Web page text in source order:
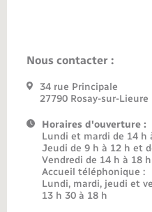
Nous contacter :
34 rue Principale
27790 Rosay-sur-Lieure
Horaires d'ouverture :
Lundi et mardi de 14 h
Jeudi de 9 h à 12 h et
Vendredi de 14 h à 18
Accueil téléphonique :
Lundi, mardi, jeudi et
13 h 30 à 18 h